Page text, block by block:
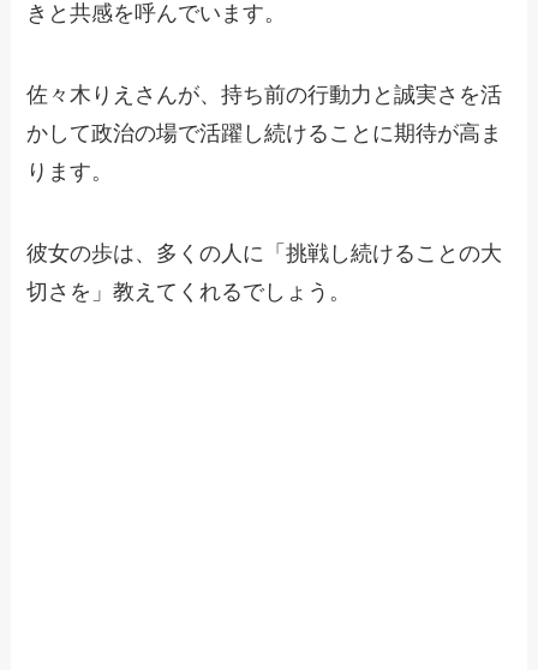
きと共感を呼んでいます。
佐々木りえさんが、持ち前の行動力と誠実さを活
かして政治の場で活躍し続けることに期待が高ま
ります。
彼女の歩は、多くの人に「挑戦し続けることの大
切さを」教えてくれるでしょう。